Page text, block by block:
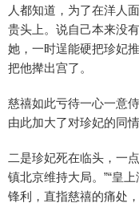
人都知道，为了在洋人
贵头上。说自己本来没
她，一时逞能硬把珍妃
把他撵出宫了。
慈禧如此亏待一心一意
由此加大了对珍妃的同情
二是珍妃死在临头，一
镇北京维持大局。”“皇
锋利，直指慈禧的痛处